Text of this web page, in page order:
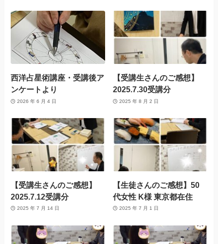
西洋占星術講座・受講後ア
ンケートより
2026 年 6 月 4 日
【受講生さんのご感想】
2025.7.30受講分
2025 年 8 月 2 日
【受講生さんのご感想】
2025.7.12受講分
2025 年 7 月 14 日
【生徒さんのご感想】50
代女性 K様 東京都在住
2025 年 7 月 1 日